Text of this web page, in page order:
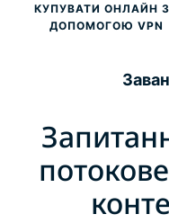
КУПУВАТИ ОНЛАЙН
ДОПОМОГОЮ VPN